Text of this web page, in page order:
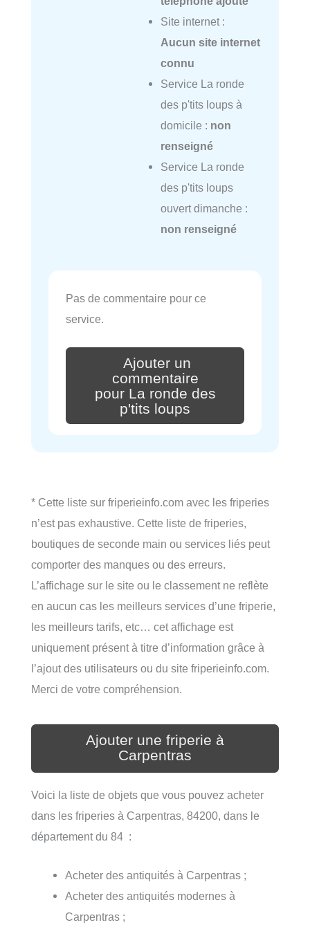
Site internet :
Aucun site internet
connu
Service La ronde
des p'tits loups à
domicile : non
renseigné
Service La ronde
des p'tits loups
ouvert dimanche :
non renseigné
Pas de commentaire pour ce
service.
Ajouter un
commentaire
pour La ronde des
p'tits loups
* Cette liste sur friperieinfo.com avec les friperies
n’est pas exhaustive. Cette liste de friperies,
boutiques de seconde main ou services liés peut
comporter des manques ou des erreurs.
L’affichage sur le site ou le classement ne reflète
en aucun cas les meilleurs services d’une friperie,
les meilleurs tarifs, etc… cet affichage est
uniquement présent à titre d’information grâce à
l’ajout des utilisateurs ou du site friperieinfo.com.
Merci de votre compréhension.
Ajouter une friperie à
Carpentras
Voici la liste de objets que vous pouvez acheter
dans les friperies à Carpentras, 84200, dans le
département du 84 :
Acheter des antiquités à Carpentras ;
Acheter des antiquités modernes à
Carpentras ;